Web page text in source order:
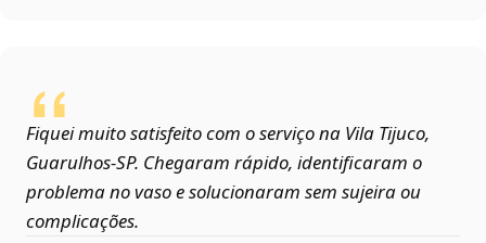
Fiquei muito satisfeito com o serviço na Vila Tijuco,
Guarulhos‑SP. Chegaram rápido, identificaram o
problema no vaso e solucionaram sem sujeira ou
complicações.